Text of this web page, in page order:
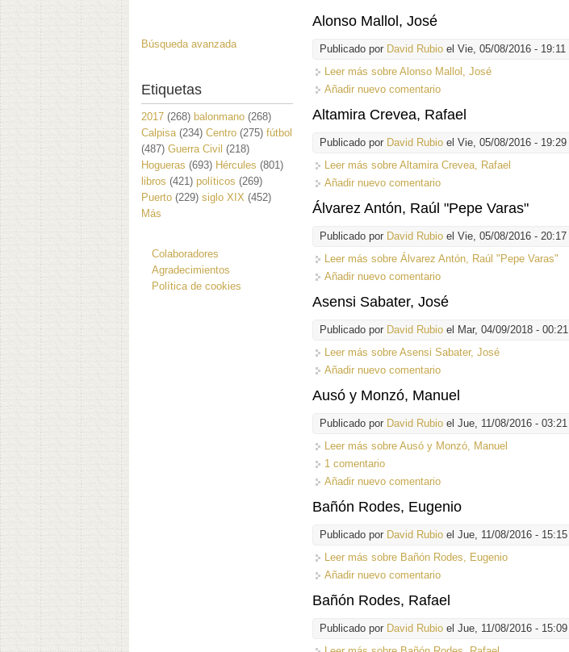
Alonso Mallol, José
Publicado por David Rubio el Vie, 05/08/2016 - 19:11
Leer más sobre Alonso Mallol, José
Añadir nuevo comentario
Altamira Crevea, Rafael
Publicado por David Rubio el Vie, 05/08/2016 - 19:29
Leer más sobre Altamira Crevea, Rafael
Añadir nuevo comentario
Álvarez Antón, Raúl "Pepe Varas"
Publicado por David Rubio el Vie, 05/08/2016 - 20:17
Leer más sobre Álvarez Antón, Raúl "Pepe Varas"
Añadir nuevo comentario
Asensi Sabater, José
Publicado por David Rubio el Mar, 04/09/2018 - 00:21
Leer más sobre Asensi Sabater, José
Añadir nuevo comentario
Ausó y Monzó, Manuel
Publicado por David Rubio el Jue, 11/08/2016 - 03:21
Leer más sobre Ausó y Monzó, Manuel
1 comentario
Añadir nuevo comentario
Bañón Rodes, Eugenio
Publicado por David Rubio el Jue, 11/08/2016 - 15:15
Leer más sobre Bañón Rodes, Eugenio
Añadir nuevo comentario
Bañón Rodes, Rafael
Publicado por David Rubio el Jue, 11/08/2016 - 15:09
Búsqueda avanzada
Etiquetas
2017 (268) balonmano (268)
Calpisa (234) Centro (275) fútbol
(487) Guerra Civil (218)
Hogueras (693) Hércules (801)
libros (421) políticos (269)
Puerto (229) siglo XIX (452)
Más
Colaboradores
Agradecimientos
Política de cookies